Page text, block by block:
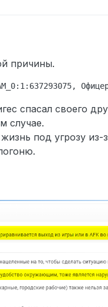
причины.
спасал своего
случае.
под угрозу